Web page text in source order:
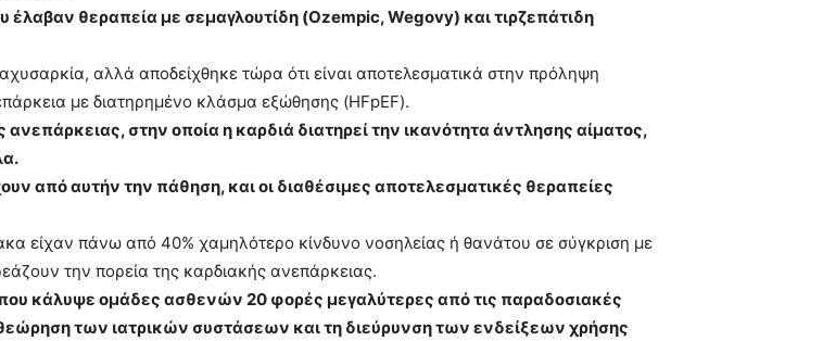
θεραπεία με σεμαγλουτίδη (Ozempic, Wegovy) και τιρζεπάτιδη
αλλά αποδείχθηκε τώρα ότι είναι αποτελεσματικά στην πρόληψη
με διατηρημένο κλάσμα εξώθησης (HFpEF).
στην οποία η καρδιά διατηρεί την ικανότητα άντλησης αίματος,
από αυτήν την πάθηση, και οι διαθέσιμες αποτελεσματικές θεραπείες
είχαν πάνω από 40% χαμηλότερο κίνδυνο νοσηλείας ή θανάτου σε σύγκριση με
την πορεία της καρδιακής ανεπάρκειας.
κάλυψε ομάδες ασθενών 20 φορές μεγαλύτερες από τις παραδοσιακές
των ιατρικών συστάσεων και τη διεύρυνση των ενδείξεων χρήσης